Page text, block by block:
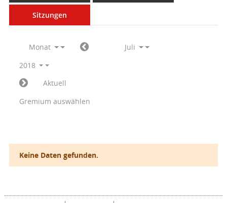
Sitzungen
Monat
Juli
2018
Aktuell
Gremium auswählen
Keine Daten gefunden.